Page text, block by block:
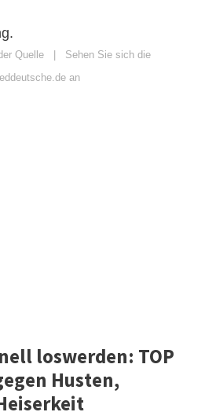
Quelle
Sehen Sie sich die
an
loswerden: TOP
Husten,